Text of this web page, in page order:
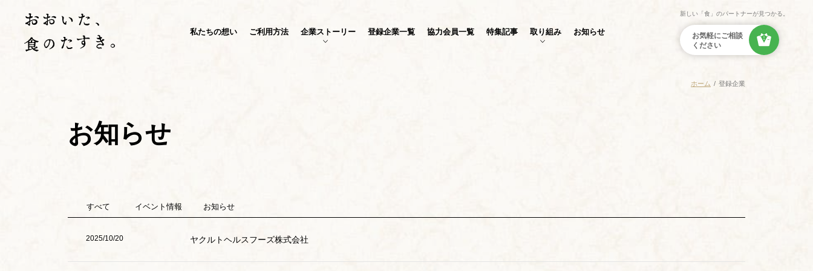
私たちの想い ご利用方法 企業ストーリー 登録企業一覧 協力会員一覧 特集記事 取り組み お知らせ
新しい「食」のパートナーが見つかる。
ホーム 登録企業
お知らせ
すべて イベント情報 お知らせ
2025/10/20 ヤクルトヘルスフーズ株式会社